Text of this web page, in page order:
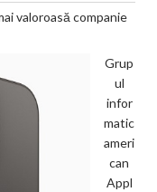
valoroasă companie
Grup
ul
infor
matic
ameri
can
Appl